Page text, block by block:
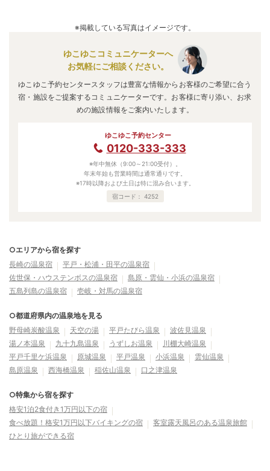
※掲載している写真はイメージです。
ゆこゆこコミュニケーターへ
お気軽にご相談ください。
ゆこゆこ予約センタースタッフは豊富な情報からお客様のご希望に合う
宿・施設をご提案するコミュニケーターです。お客様に寄り添い、お求
めの施設情報をご案内いたします。
ゆこゆこ予約センター
0120-333-333
※年中無休（9:00～21:00受付）。
年末年始も営業時間は通常通りです。
※17時以降および土日は特に混み合います。
宿コード： 4252
○エリアから宿を探す
長崎の温泉宿
平戸・松浦・田平の温泉宿
佐世保・ハウステンボスの温泉宿
島原・雲仙・小浜の温泉宿
五島列島の温泉宿
壱岐・対馬の温泉宿
○都道府県内の温泉地を見る
野母崎炭酸温泉
天空の湯 平戸たびら温泉
波佐見温泉
湯ノ本温泉
九十九島温泉 うずしお温泉
川棚大崎温泉
平戸千里ケ浜温泉
原城温泉 平戸温泉 小浜温泉
雲仙温泉
島原温泉
西海橋温泉 稲佐山温泉 口之津温泉
○特集から宿を探す
格安1泊2食付き1万円以下の宿
食べ放題！格安1万円以下バイキングの宿
客室露天風呂のある温泉旅館
ひとり旅ができる宿